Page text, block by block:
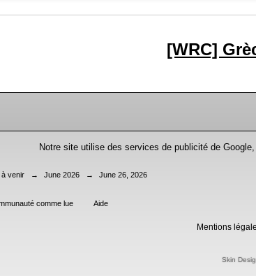
[WRC]
Notre site utilise des services de publicité de
à venir → June 2026 → June 26, 2026
comme lue Aide
Mentions
Skin